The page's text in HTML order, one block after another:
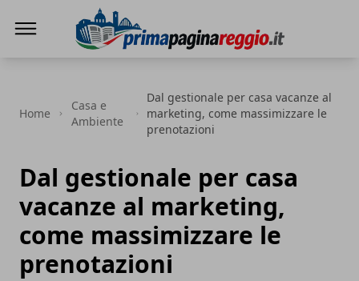
Home
Casa e
Ambiente
Dal gestionale per casa vacanze al
marketing, come massimizzare le
prenotazioni
Dal gestionale per casa
vacanze al marketing,
come massimizzare le
prenotazioni